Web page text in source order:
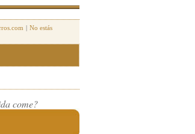
| No estás
come?